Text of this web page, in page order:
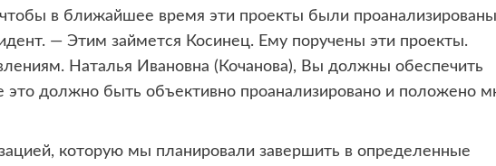
в ближайшее время эти проекты были
— Этим займется Косинец. Ему поручены эти проекты.
Наталья Ивановна (Кочанова), Вы должны обеспечить
должно быть объективно проанализировано и положено
которую мы планировали завершить в определенные